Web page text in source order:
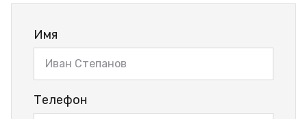
Имя
Телефон